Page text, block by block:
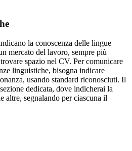
la conoscenza delle lingue
mercato del lavoro, sempre più
spazio nel CV. Per comunicare
linguistiche, bisogna indicare
usando standard riconosciuti. Il
dedicata, dove indicherai la
altre, segnalando per ciascuna il